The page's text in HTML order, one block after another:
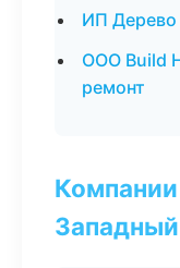
ИП Дерево
ООО Build
ремонт